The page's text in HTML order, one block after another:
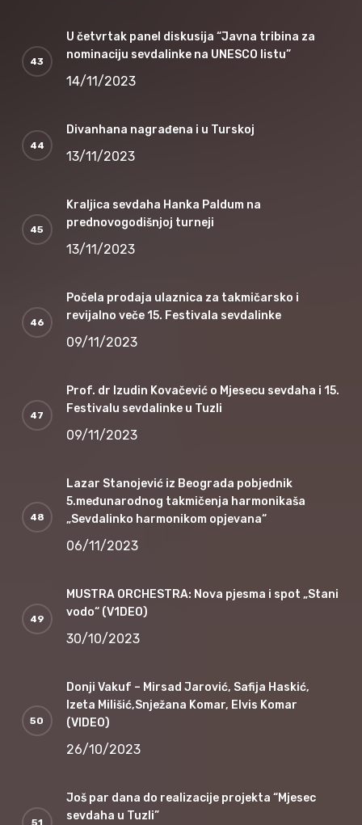
U četvrtak panel diskusija “Javna tribina za
nominaciju sevdalinke na UNESCO listu”
14/11/2023
Divanhana nagrađena i u Turskoj
13/11/2023
Kraljica sevdaha Hanka Paldum na
prednovogodišnjoj turneji
13/11/2023
Počela prodaja ulaznica za takmičarsko i
revijalno veče 15. Festivala sevdalinke
09/11/2023
Prof. dr Izudin Kovačević o Mjesecu sevdaha i 15.
Festivalu sevdalinke u Tuzli
09/11/2023
Lazar Stanojević iz Beograda pobjednik
5.međunarodnog takmičenja harmonikaša
„Sevdalinko harmonikom opjevana“
06/11/2023
MUSTRA ORCHESTRA: Nova pjesma i spot „Stani
vodo“ (V1DEO)
30/10/2023
Donji Vakuf – Mirsad Jarović, Safija Haskić,
Izeta Milišić,Snježana Komar, Elvis Komar
(VIDEO)
26/10/2023
Još par dana do realizacije projekta “Mjesec
sevdaha u Tuzli”